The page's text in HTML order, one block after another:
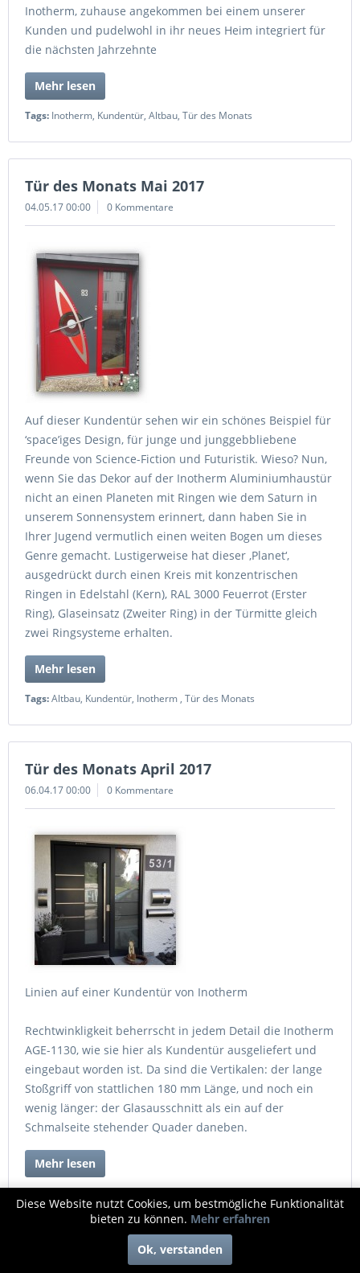
Inotherm, zuhause angekommen bei einem unserer
Kunden und pudelwohl in ihr neues Heim integriert für
die nächsten Jahrzehnte
Mehr lesen
Tags: Inotherm, Kundentür, Altbau, Tür des Monats
Tür des Monats Mai 2017
04.05.17 00:00 0 Kommentare
Auf dieser Kundentür sehen wir ein schönes Beispiel für
‘space’iges Design, für junge und junggebbliebene
Freunde von Science-Fiction und Futuristik. Wieso? Nun,
wenn Sie das Dekor auf der Inotherm Aluminiumhaustür
nicht an einen Planeten mit Ringen wie dem Saturn in
unserem Sonnensystem erinnert, dann haben Sie in
Ihrer Jugend vermutlich einen weiten Bogen um dieses
Genre gemacht. Lustigerweise hat dieser ‚Planet‘,
ausgedrückt durch einen Kreis mit konzentrischen
Ringen in Edelstahl (Kern), RAL 3000 Feuerrot (Erster
Ring), Glaseinsatz (Zweiter Ring) in der Türmitte gleich
zwei Ringsysteme erhalten.
Mehr lesen
Tags:Altbau, Kundentür, Inotherm , Tür des Monats
Tür des Monats April 2017
06.04.17 00:00 0 Kommentare
Linien auf einer Kundentür von Inotherm
Rechtwinkligkeit beherrscht in jedem Detail die Inotherm
AGE-1130, wie sie hier als Kundentür ausgeliefert und
eingebaut worden ist. Da sind die Vertikalen: der lange
Stoßgriff von stattlichen 180 mm Länge, und noch ein
wenig länger: der Glasausschnitt als ein auf der
Schmalseite stehender Quader daneben.
Mehr lesen
Tür des Monats März 2017
Diese Website nutzt Cookies, um bestmögliche Funktionalität
bieten zu können. Mehr erfahren
Ok, verstanden